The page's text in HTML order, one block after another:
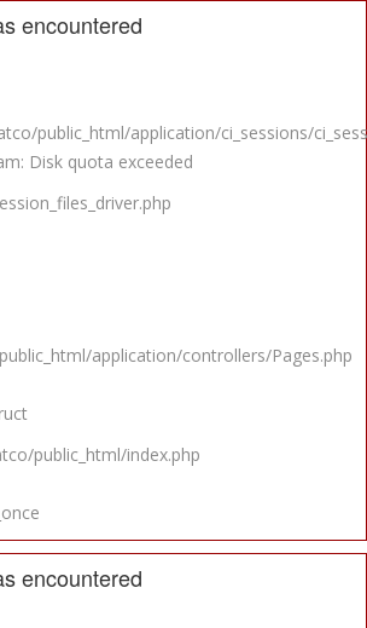
encountered
public_html/application/ci_sessions/
Disk quota exceeded
application/controllers/Pages.php
public_html/index.php
encountered